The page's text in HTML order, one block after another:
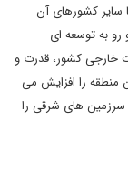
سایر کشورهای آن
رو به توسعه ای
خارجی کشور، قدرت و
منطقه را افزایش می
سرزمین های شرقی را